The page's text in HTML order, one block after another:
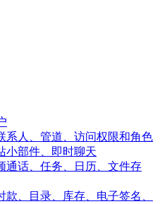
系人、管道、访问权限和角色
小部件、即时聊天
通话、任务、日历、文件存
、目录、库存、电子签名、